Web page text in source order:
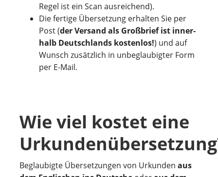
Regel ist ein Scan ausreichend).
Die fer­ti­ge Übersetzung erhal­ten Sie per
Post (der Ver­sand als Groß­brief ist inner­
halb Deutsch­lands kos­ten­los!) und auf
Wunsch zusätzlich in unbeglaubigter Form
per E-Mail.
Wie viel kostet eine
Beglaubigte Übersetzungen von Urkunden aus